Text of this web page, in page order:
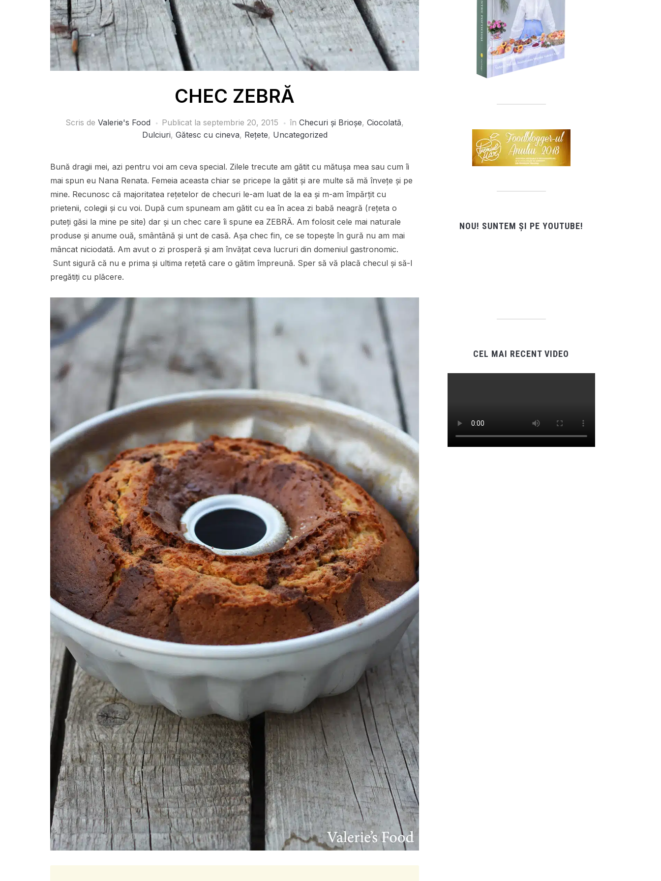
CHEC ZEBRĂ
Scris de Valerie's Food Publicat la septembrie 20, 2015 în Checuri și Brioșe, Ciocolată,
Dulciuri, Gătesc cu cineva, Rețete, Uncategorized
Bună dragii mei, azi pentru voi am ceva special. Zilele trecute am gătit cu mătușa mea sau cum îi
mai spun eu Nana Renata. Femeia aceasta chiar se pricepe la gătit și are multe să mă învețe și pe
mine. Recunosc că majoritatea rețetelor de checuri le-am luat de la ea și m-am împărțit cu
prietenii, colegii și cu voi. După cum spuneam am gătit cu ea în acea zi babă neagră (rețeta o
puteți găsi la mine pe site) dar și un chec care îi spune ea ZEBRĂ. Am folosit cele mai naturale
produse și anume ouă, smântână și unt de casă. Așa chec fin, ce se topește în gură nu am mai
mâncat niciodată. Am avut o zi prosperă și am învățat ceva lucruri din domeniul gastronomic.
Sunt sigură că nu e prima și ultima rețetă care o gătim împreună. Sper să vă placă checul și să-l
pregătiți cu plăcere.
NOU! SUNTEM ȘI PE YOUTUBE!
CEL MAI RECENT VIDEO